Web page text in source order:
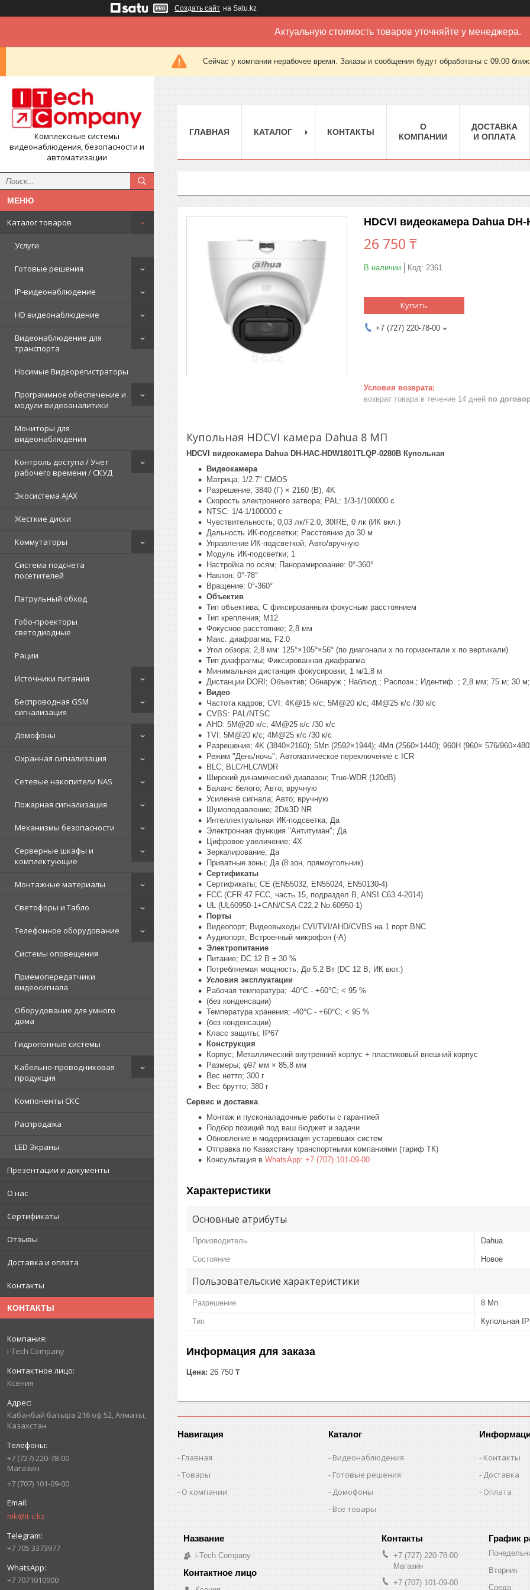
Создать сайт на Satu.kz
Актуальную стоимость товаров уточняйте у менеджера.
Сейчас у компании нерабочее время. Заказы и сообщения будут обработаны с 09:00
Комплексные системы
видеонаблюдения, безопасности и
автоматизации
Каталог товаров
Услуги
Готовые решения
IP-видеонаблюдение
HD видеонаблюдение
Видеонаблюдение для
транспорта
Носимые Видеорегистраторы
Программное обеспечение и
модули видеоаналитики
Мониторы для
видеонаблюдения
Контроль доступа / Учет
рабочего времени / СКУД
Экосистема AJAX
Жесткие диски
Коммутаторы
Система подсчета
посетителей
Патрульный обход
Гобо-проекторы
светодиодные
Рации
Источники питания
Беспроводная GSM
сигнализация
Домофоны
Охранная сигнализация
Сетевые накопители NAS
Пожарная сигнализация
Механизмы безопасности
Серверные шкафы и
комплектующие
Монтажные материалы
Светофоры и Табло
Телефонное оборудование
Системы оповещения
Приемопередатчики
видеосигнала
Оборудование для умного
дома
Гидропонные системы
Кабельно-проводниковая
продукция
Компоненты СКС
Распродажа
LED Экраны
Презентации и документы
О нас
Сертификаты
Отзывы
Доставка и оплата
Контакты
КОНТАКТЫ
i-Tech Company
Ксения
Кабанбай батыра 216 оф 52, Алматы,
Казахстан
+7 (727) 220-78-00
Магазин
+7 (707) 101-09-00
mk@it-c.kz
+7 705 3373977
+7 7071010900
ГЛАВНАЯ КАТАЛОГ КОНТАКТЫ
О
КОМПАНИИ
ДОСТАВКА
И ОПЛАТА
HDCVI видеокамера Dahua
26 750 ₸
В наличии Код: 2361
Купить
+7 (727) 220-78-00
возврат товара в течение 14 дней по
Купольная HDCVI камера Dahua 8 МП
HDCVI видеокамера Dahua DH-HAC-HDW1801TLQP-0280B Купольная
Видеокамера
Матрица; 1/2.7" CMOS
Разрешение; 3840 (Г) × 2160 (В), 4K
Скорость электронного затвора; PAL: 1/3-1/100000 с
NTSC: 1/4-1/100000 с
Чувствительность; 0,03 лк/F2.0, 30IRE, 0 лк (ИК вкл.)
Дальность ИК-подсветки; Расстояние до 30 м
Управление ИК-подсветкой; Авто/вручную
Модуль ИК-подсветки; 1
Настройка по осям; Панорамирование: 0°-360°
Наклон: 0°-78°
Вращение: 0°-360°
Объектив
Тип объектива; С фиксированным фокусным расстоянием
Тип крепления; M12
Фокусное расстояние; 2,8 мм
Макс. диафрагма; F2.0
Угол обзора; 2,8 мм: 125°×105°×56° (по диагонали x по горизонтали x по вертикали)
Тип диафрагмы; Фиксированная диафрагма
Минимальная дистанция фокусировки; 1 м/1,8 м
Дистанции DORI; Объектив; Обнаруж.; Наблюд.; Распозн.; Идентиф. ; 2,8 мм; 75 м; 30
Видео
Частота кадров; CVI: 4K@15 к/с; 5M@20 к/с; 4M@25 к/с /30 к/с
CVBS: PAL/NTSC
AHD: 5M@20 к/с; 4M@25 к/с /30 к/с
TVI: 5M@20 к/с; 4M@25 к/с /30 к/с
Разрешение; 4K (3840×2160); 5Mп (2592×1944); 4Mп (2560×1440); 960H (960× 576/
Режим "День/ночь"; Автоматическое переключение с ICR
BLC; BLC/HLC/WDR
Широкий динамический диапазон; True-WDR (120dB)
Баланс белого; Авто; вручную
Усиление сигнала; Авто; вручную
Шумоподавление; 2D&3D NR
Интеллектуальная ИК-подсветка; Да
Электронная функция "Антитуман"; Да
Цифровое увеличение; 4X
Зеркалирование; Да
Приватные зоны; Да (8 зон, прямоугольник)
Сертификаты
Сертификаты; CE (EN55032, EN55024, EN50130-4)
FCC (CFR 47 FCC, часть 15, подраздел B, ANSI C63.4-2014)
UL (UL60950-1+CAN/CSA C22.2 No.60950-1)
Порты
Видеопорт; Видеовыходы CVI/TVI/AHD/CVBS на 1 порт BNC
Аудиопорт; Встроенный микрофон (-A)
Электропитание
Питание; DC 12 В ± 30 %
Потребляемая мощность; До 5,2 Вт (DC 12 В, ИК вкл.)
Условия эксплуатации
Рабочая температура; -40°C - +60°C; < 95 %
(без конденсации)
Температура хранения; -40°C - +60°C; < 95 %
(без конденсации)
Класс защиты; IP67
Конструкция
Корпус; Металлический внутренний корпус + пластиковый внешний корпус
Размеры; φ97 мм × 85,8 мм
Вес нетто; 300 г
Вес брутто; 380 г
Сервис и доставка
Монтаж и пусконаладочные работы с гарантией
Подбор позиций под ваш бюджет и задачи
Обновление и модернизация устаревших систем
Отправка по Казахстану транспортными компаниями (тариф ТК)
Консультация в WhatsApp: +7 (707) 101-09-00
Характеристики
Основные атрибуты
Производитель Dahua
Состояние Новое
Пользовательские характеристики
Разрешение 8 Мп
Тип Купольная
Информация для заказа
Цена: 26 750 ₸
Навигация
Главная
Товары
О компании
Каталог
Видеонаблюдения
Готовые решения
Домофоны
Все товары
Контакты
Доставка
Оплата
i-Tech Company
+7 (727) 220-78-00
Магазин
+7 (707) 101-09-00
График
Вторник
Среда